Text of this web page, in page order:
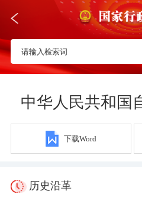
中华人民共和国
下载Word
历史沿革